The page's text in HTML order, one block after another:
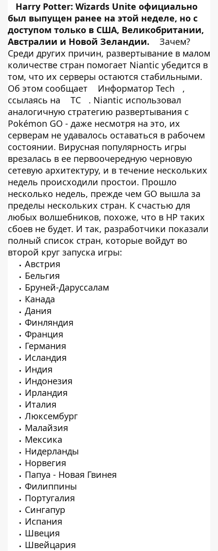
Harry Potter: Wizards Unite официально
был выпущен ранее на этой неделе, но с
доступом только в США, Великобритании,
Австралии и Новой Зеландии.
Зачем?
Среди других причин, развертывание в малом
количестве стран помогает Niantic убедится в
том, что их серверы остаются стабильными.
Об этом сообщает
Информатор Tech
,
ссылаясь на
TC
. Niantic использовал
аналогичную стратегию развертывания с
Pokémon GO - даже несмотря на это, их
серверам не удавалось оставаться в рабочем
состоянии. Вирусная популярность игры
врезалась в ее первоочередную черновую
сетевую архитектуру, и в течение нескольких
недель происходили простои. Прошло
несколько недель, прежде чем GO вышла за
пределы нескольких стран. К счастью для
любых волшебников, похоже, что в HP таких
сбоев не будет. И так, разработчики показали
полный список стран, которые войдут во
второй круг запуска игры:
Австрия
Бельгия
Бруней-Даруссалам
Канада
Дания
Финляндия
Франция
Германия
Исландия
Индия
Индонезия
Ирландия
Италия
Люксембург
Малайзия
Мексика
Нидерланды
Норвегия
Папуа - Новая Гвинея
Филиппины
Португалия
Сингапур
Испания
Швеция
Швейцария